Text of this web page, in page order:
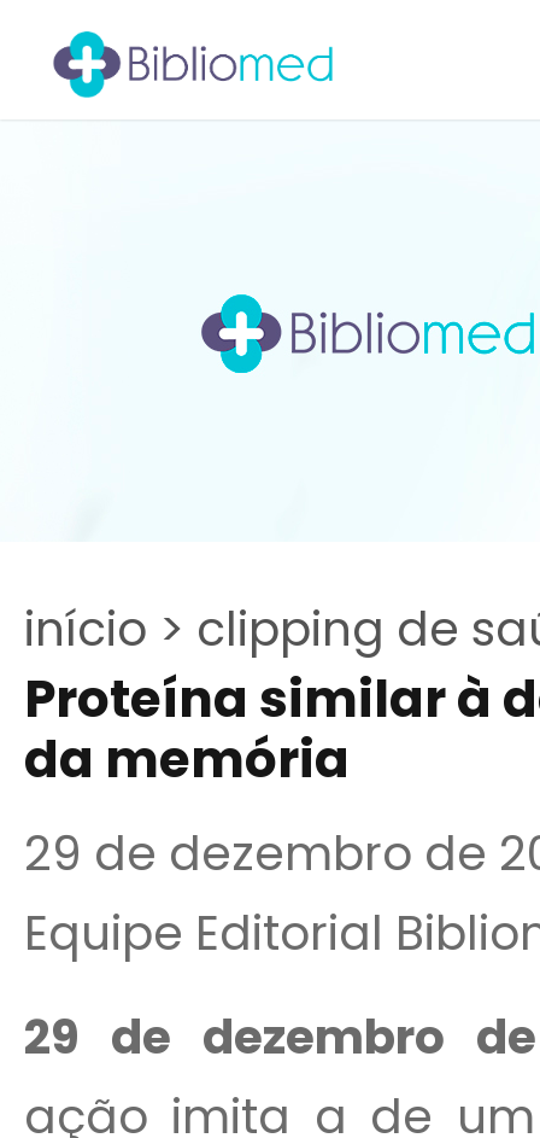
início > clipping de
Proteína similar à
da memória
29 de dezembro de
Equipe Editorial
29 de dezembro
ação imita a de